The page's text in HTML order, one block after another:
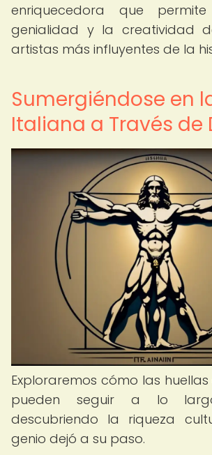
enriquecedora que
genialidad y la creatividad
artistas más influyentes de la
Sumergiéndose en
Italiana a Través de
Exploraremos cómo las huellas
pueden seguir a lo
descubriendo la riqueza
genio dejó a su paso.